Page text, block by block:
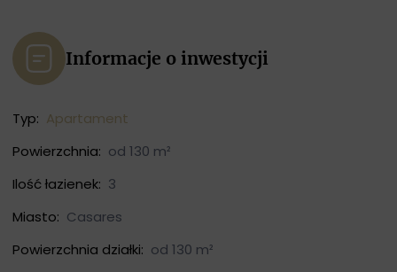
Informacje o inwestycji
Typ: Apartament
Powierzchnia: od 130 m²
Ilość łazienek: 3
Miasto: Casares
Powierzchnia działki: od 130 m²